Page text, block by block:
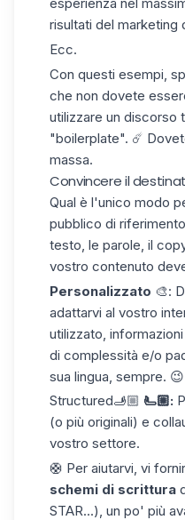
risultati del marketing
Ecc.
Con questi esempi,
che non dovete
utilizzare un discorso
"boilerplate". ☄️
massa.
Convincere il
Qual è l'unico modo
pubblico di
testo, le parole, il
vostro contenuto
Personalizzato 🎨:
adattarvi al vostro
utilizzato,
di complessità e/o
sua lingua, sempre. 😉
Structured🫸🏼 🫷🏼:
(o più originali) e
vostro settore.
🛟 Per aiutarvi, vi
schemi di scrittura
STAR...), un po' più